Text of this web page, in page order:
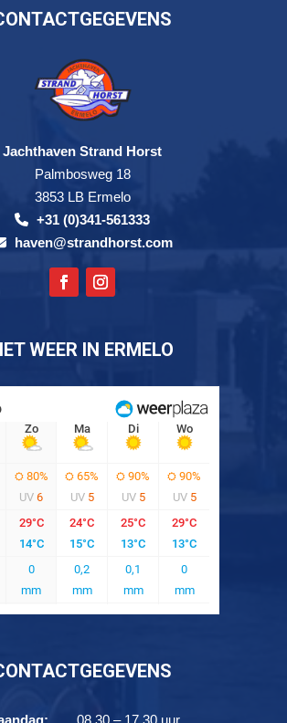
Jachthaven Strand Horst
Palmbosweg 18
3853 LB Ermelo
+31 (0)341-561333
haven@strandhorst.com
WEER IN ERMELO
08.30 – 17.30 uur